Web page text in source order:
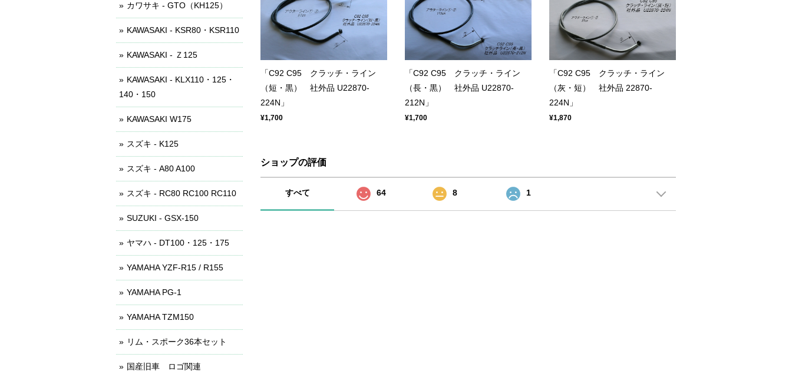
「C92 C95 クラッチ・ライン
（短・黒） 社外品 U22870-
224N」
¥1,700
「C92 C95 クラッチ・ライン
（長・黒） 社外品 U22870-
212N」
¥1,700
「C92 C95 クラッチ・ライン
（灰・短） 社外品 22870-
224N」
¥1,870
ショップの評価
すべて 64 8 1
カワサキ - GTO（KH125）
KAWASAKI - KSR80・KSR110
KAWASAKI - Ｚ125
KAWASAKI - KLX110・125・
140・150
KAWASAKI W175
スズキ - K125
スズキ - A80 A100
スズキ - RC80 RC100 RC110
SUZUKI - GSX-150
ヤマハ - DT100・125・175
YAMAHA YZF-R15 / R155
YAMAHA PG-1
YAMAHA TZM150
リム・スポーク36本セット
国産旧車 ロゴ関連